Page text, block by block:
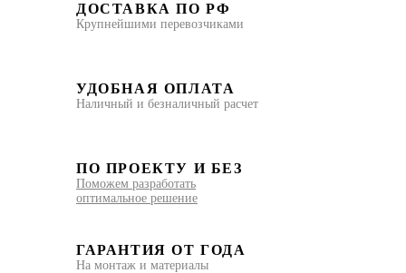
ДОСТАВКА ПО РФ
Крупнейшими перевозчиками
УДОБНАЯ ОПЛАТА
Наличный и безналичный расчет
ПО ПРОЕКТУ И БЕЗ
Поможем разработать
оптимальное решение
ГАРАНТИЯ ОТ ГОДА
На монтаж и материалы